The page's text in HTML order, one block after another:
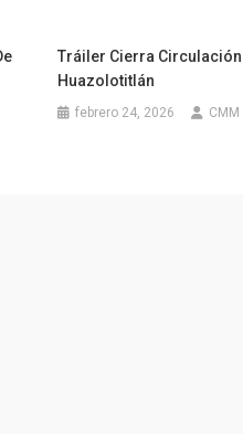
Tráiler Cierra Circulación
Huazolotitlán
febrero 24, 2026 CMM